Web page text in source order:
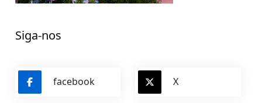
Siga-nos
facebook X